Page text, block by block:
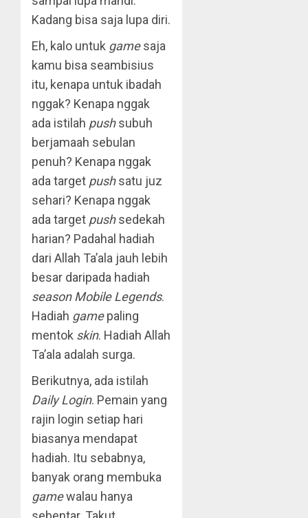
Kadang bisa saja lupa diri.
Eh, kalo untuk gamesaja
kamu bisa seambisius
itu, kenapa untuk ibadah
nggak? Kenapa nggak
ada istilah pushsubuh
berjamaah sebulan
penuh? Kenapa nggak
ada target pushsatu juz
sehari? Kenapa nggak
ada target pushsedekah
harian? Padahal hadiah
dari Allah Ta’ala jauh lebih
besar daripada hadiah
season Mobile Legends.
Hadiah gamepaling
mentok skin. Hadiah Allah
Ta’ala adalah surga.
Berikutnya, ada istilah
Daily Login. Pemain yang
rajin login setiap hari
biasanya mendapat
hadiah. Itu sebabnya,
banyak orang membuka
gamewalau hanya